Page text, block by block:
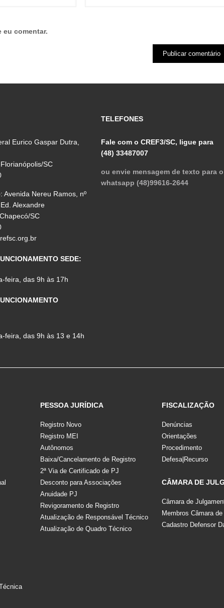
eu comentar.
Eurico Gaspar Dutra,
SC
Avenida Nereu Ramos, nº
Alexandre
SC
SEDE:
feira, das 9h às 17h
feira, das 9h às 13 e 14h
TELEFONES
Fale com o CREF3/SC, ligue para
(48) 33487007
ou envie mensagem de texto para o
whatsapp (48)99616-2644
PESSOA JURÍDICA
Registro Novo
Registro MEI
Autônomos
Baixa/Cancelamento de Registro
2ª Via de Certificado de PJ
Desconto para Associações
Anuidade PJ
Revigoramento de Registro
Atualização de Responsável Técnico
Atualização de Quadro Técnico
FISCALIZAÇÃO
Denúncias
Orientações
Procedimento
Defesa|Recurso
CÂMARA DE
Câmara de
Membros Câmara
Cadastro Defensor